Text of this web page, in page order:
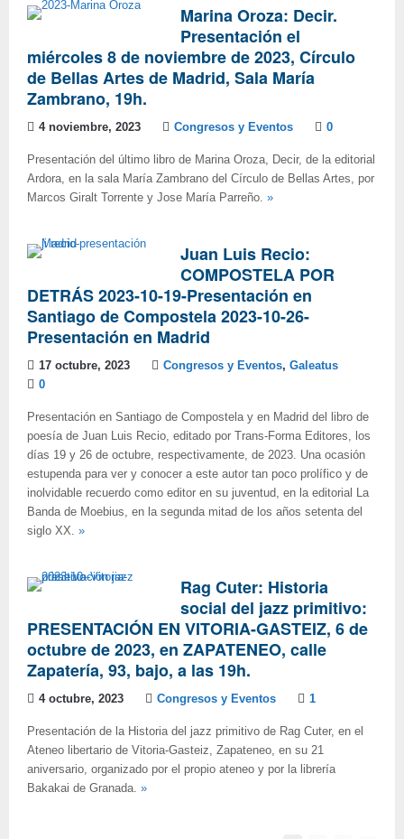
Marina Oroza: Decir.
Presentación el
miércoles 8 de noviembre de 2023, Círculo
de Bellas Artes de Madrid, Sala María
Zambrano, 19h.
4 noviembre, 2023 Congresos y Eventos 0
Presentación del último libro de Marina Oroza, Decir, de la editorial
Ardora, en la sala María Zambrano del Círculo de Bellas Artes, por
Marcos Giralt Torrente y Jose María Parreño. »
Juan Luis Recio:
COMPOSTELA POR
DETRÁS 2023-10-19-Presentación en
Santiago de Compostela 2023-10-26-
Presentación en Madrid
17 octubre, 2023 Congresos y Eventos, Galeatus
0
Presentación en Santiago de Compostela y en Madrid del libro de
poesía de Juan Luis Recio, editado por Trans-Forma Editores, los
días 19 y 26 de octubre, respectivamente, de 2023. Una ocasión
estupenda para ver y conocer a este autor tan poco prolífico y de
inolvidable recuerdo como editor en su juventud, en la editorial La
Banda de Moebius, en la segunda mitad de los años setenta del
siglo XX. »
Rag Cuter: Historia
social del jazz primitivo:
PRESENTACIÓN EN VITORIA-GASTEIZ, 6 de
octubre de 2023, en ZAPATENEO, calle
Zapatería, 93, bajo, a las 19h.
4 octubre, 2023 Congresos y Eventos 1
Presentación de la Historia del jazz primitivo de Rag Cuter, en el
Ateneo libertario de Vitoria-Gasteiz, Zapateneo, en su 21
aniversario, organizado por el propio ateneo y por la librería
Bakakai de Granada. »